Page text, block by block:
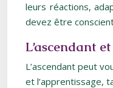
leurs réactions,
devez être
L’ascendant
L’ascendant peut
et l’apprentissage,